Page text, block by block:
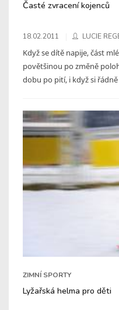
Časté zvracení kojenců
18.02.2011 LUCIE
Když se dítě napije, část
povětšinou po změně
dobu po pití, i když si
ZIMNÍ SPORTY
Lyžařská helma pro děti